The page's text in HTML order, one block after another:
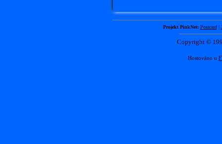
Projekt PinkNet: Postcard|
Copyright ©
Hostováno u